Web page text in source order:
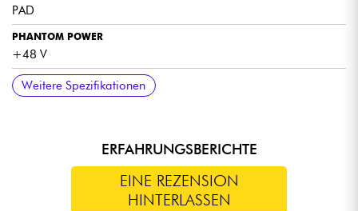
PAD
PHANTOM POWER
+48 V
PHASE SWITCH
Yes
LED METER
4-stage and power LED
FORMAT
9.5" 1U
WEIGHT
approx. 3.5 kg
POWER SUPPLY INCLUDED
Includes external power block
Weitere Spezifikationen
ERFAHRUNGSBERICHTE
EINE REZENSION
HINTERLASSEN